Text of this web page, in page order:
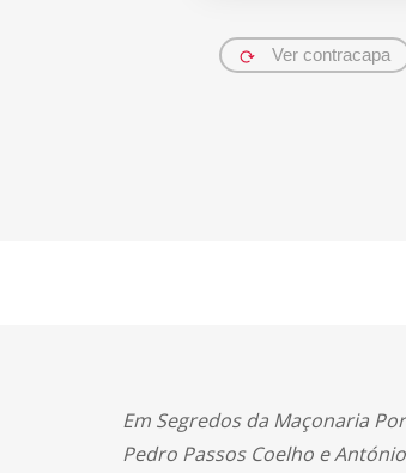
Ver contracapa
Em Segredos da Maçonaria
Pedro Passos Coelho e